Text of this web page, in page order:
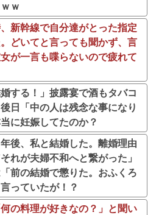
ｗ
新幹線で自分達がとった指定
どいてと言っても聞かず、言
が一言も喋らないので疲れて
する！」披露宴で酒もタバコ
日「中の人は残念な事になり
に妊娠してたのか？
後、私と結婚した。離婚理由
れが夫婦不和へと繋がった」
前の結婚で懲りた。おふくろ
っていたが！？
の料理が好きなの？」と聞い